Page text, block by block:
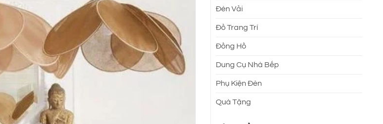
Đèn Vải
Đồ Trang Trí
Đồng Hồ
Dung Cụ Nhà Bếp
Phụ Kiện Đèn
Quà Tặng